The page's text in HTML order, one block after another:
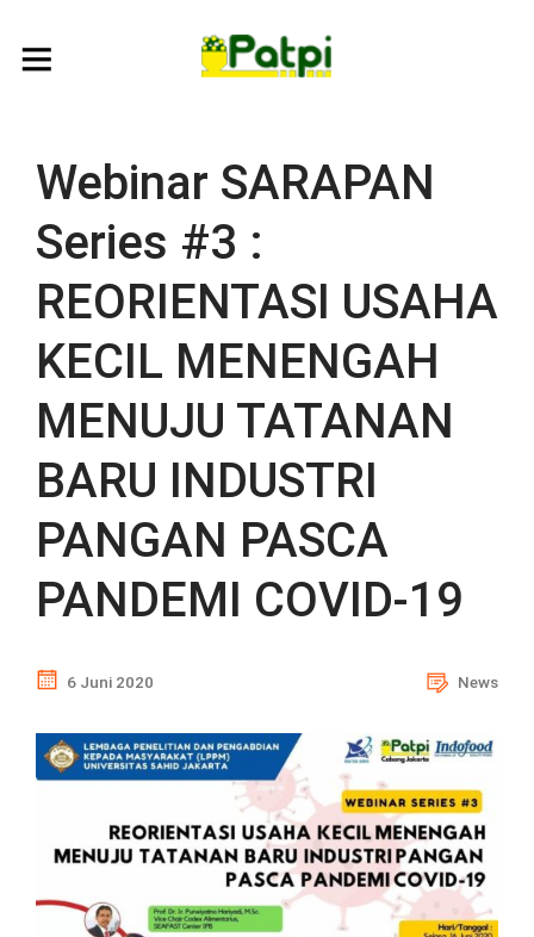
Webinar SARAPAN
Series #3 :
REORIENTASI USAHA
KECIL MENENGAH
MENUJU TATANAN
BARU INDUSTRI
PANGAN PASCA
PANDEMI COVID-19
6 Juni 2020 News